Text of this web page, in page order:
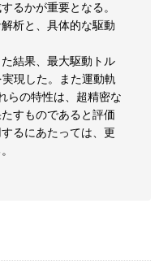
るかが重要となる。
析と、具体的な駆動
結果、最大駆動トル
現した。また運動軌
らの特性は、超精密な
すものであると評価
るにあたっては、更